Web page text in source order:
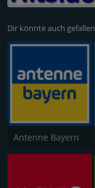
Dir könnte auch gefallen
Antenne Bayern